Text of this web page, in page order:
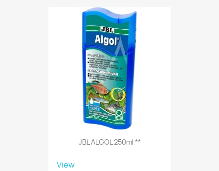
JBL ALGOL 250ml **
View